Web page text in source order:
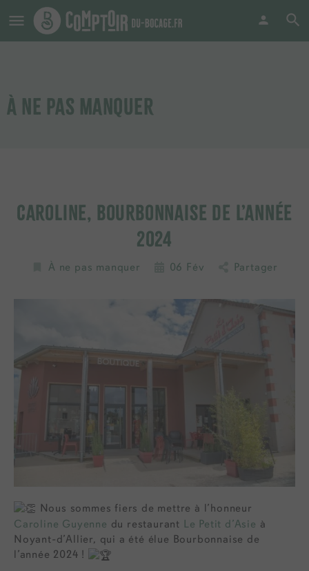
À NE PAS MANQUER
CAROLINE, BOURBONNAISE DE L’ANNÉE
2024
À ne pas manquer 06 Fév Partager
Nous sommes fiers de mettre à l’honneur
Caroline Guyenne du restaurant Le Petit d’Asie à
Noyant-d’Allier, qui a été élue Bourbonnaise de
l’année 2024 !